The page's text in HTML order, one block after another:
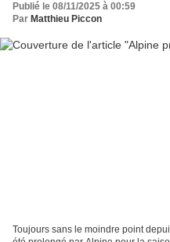
Publié le 08/11/2025 à 00:59
Par Matthieu Piccon
Toujours sans le moindre point